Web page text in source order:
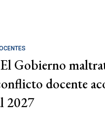
Gobierno
docente
2027